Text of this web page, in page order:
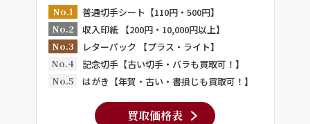
No.1
普通切手シート【110円・500円】
No.2
収入印紙 【200円・10,000円以上】
No.3
レターパック 【プラス・ライト】
No.4
記念切手【古い切手・バラも買取可！】
No.5
はがき【年賀・古い・書損じも買取可！】
買取価格表